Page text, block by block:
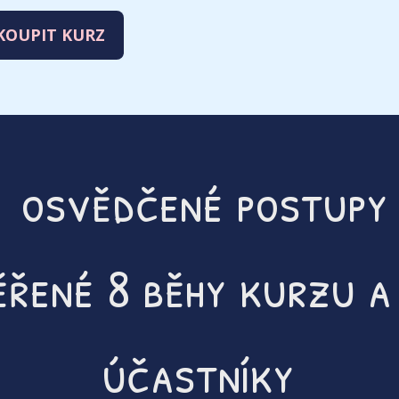
KURZ
osvědčené postupy
8 běhy kurzu
účastníky